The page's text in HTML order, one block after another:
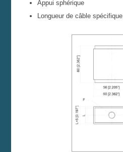
Appui sphérique
Longueur de câble spécifique